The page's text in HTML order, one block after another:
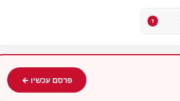
1
פרסם עכשיו ←